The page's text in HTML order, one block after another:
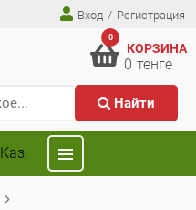
Вход / Регистрация
Найти
0
КОРЗИНА
0 тенге
Каз